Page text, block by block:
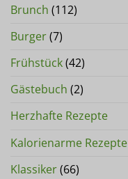
Brunch (112)
Burger(7)
Frühstück(42)
Gästebuch (2)
Herzhafte Rezepte
Kalorienarme Rezepte
Klassiker(66)